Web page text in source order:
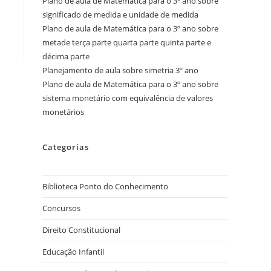
significado de medida e unidade de medida
Plano de aula de Matemática para o 3º ano sobre
metade terça parte quarta parte quinta parte e
décima parte
Planejamento de aula sobre simetria 3º ano
Plano de aula de Matemática para o 3º ano sobre
sistema monetário com equivalência de valores
monetários
Categorias
Biblioteca Ponto do Conhecimento
Concursos
Direito Constitucional
Educação Infantil